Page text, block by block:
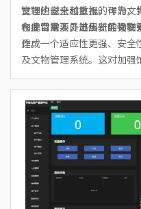
管理也越来越重视，作为文
仓库日常人员进出，加强安
文物的安全和数据的可靠，
和经常需要外出展览的文物
作。
在此背景下，苏州新导物联
建成一个适应性更强、安全
及文物管理系统。这对加强
文物互动体验与交互等关键
的信息化、自动化，提高管
必要的。